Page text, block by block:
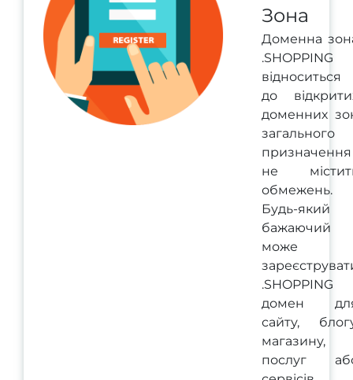
Зона
Доменна
.SHOPPING
відноситься
до
доменних
загального
призначення
не
обмежень.
Будь-який
бажаючий
може
.SHOPPING
домен
сайту,
магазину,
послуг